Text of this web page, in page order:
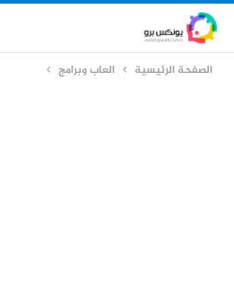
الصفحة الرئيسية العاب وبرامج